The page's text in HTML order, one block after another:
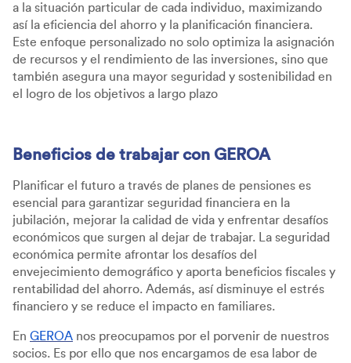
a la situación particular de cada individuo, maximizando
así la eficiencia del ahorro y la planificación financiera.
Este enfoque personalizado no solo optimiza la asignación
de recursos y el rendimiento de las inversiones, sino que
también asegura una mayor seguridad y sostenibilidad en
el logro de los objetivos a largo plazo
Beneficios de trabajar con GEROA
Planificar el futuro a través de planes de pensiones es
esencial para garantizar seguridad financiera en la
jubilación, mejorar la calidad de vida y enfrentar desafíos
económicos que surgen al dejar de trabajar. La seguridad
económica permite afrontar los desafíos del
envejecimiento demográfico y aporta beneficios fiscales y
rentabilidad del ahorro. Además, así disminuye el estrés
financiero y se reduce el impacto en familiares.
En GEROA nos preocupamos por el porvenir de nuestros
socios. Es por ello que nos encargamos de esa labor de